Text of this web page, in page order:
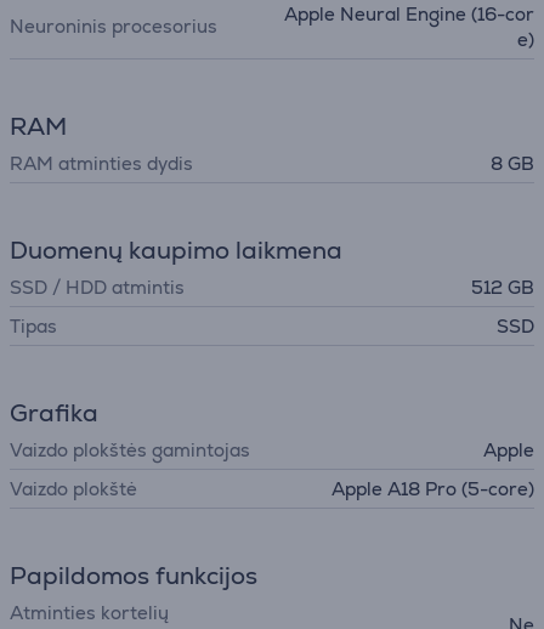
Neuroninis procesorius
Apple Neural Engine (16-cor
e)
RAM
RAM atminties dydis 8 GB
Duomenų kaupimo laikmena
SSD / HDD atmintis
512 GB
Tipas
SSD
Grafika
Vaizdo plokštės gamintojas
Apple
Vaizdo plokštė
Apple A18 Pro (5-core)
Papildomos funkcijos
Atminties kortelių